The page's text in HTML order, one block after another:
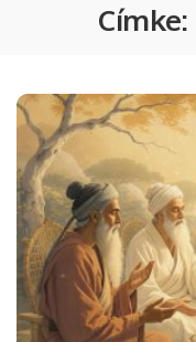
Címke: